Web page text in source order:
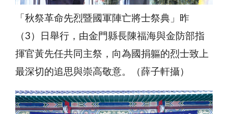
「秋祭革命先烈暨國軍陣亡將士祭典」昨
（3）日舉行，由金門縣長陳福海與金防部指
揮官黃先任共同主祭，向為國捐軀的烈士致上
最深切的追思與崇高敬意。（薛子軒攝）